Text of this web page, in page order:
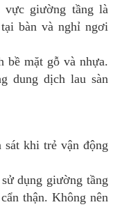
giường tầng là
bàn và nghỉ ngơi
bề mặt gỗ và nhựa.
dung dịch lau sàn
khi trẻ vận động
dụng giường tầng
thận. Không nên